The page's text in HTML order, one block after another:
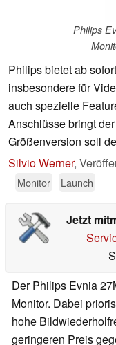
Philips
Philips bietet ab
insbesondere für
auch spezielle
Anschlüsse bringt
Größenversion soll
Silvio Werner,
Monitor
Launch
Jetzt
Der Philips Evnia
Monitor. Dabei
hohe
geringeren Preis